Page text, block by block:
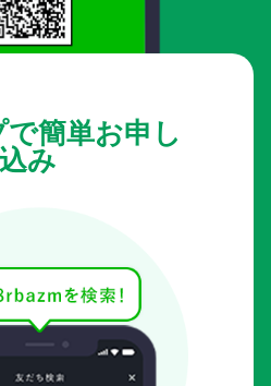
簡単お申し
込み